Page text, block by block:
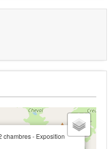
chambres - Exposition